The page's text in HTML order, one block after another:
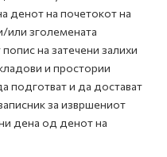
денот на почетокот на
или зголемената
на затечени залихи
и простории
подготват и да достават
за извршениот
дена од денот на